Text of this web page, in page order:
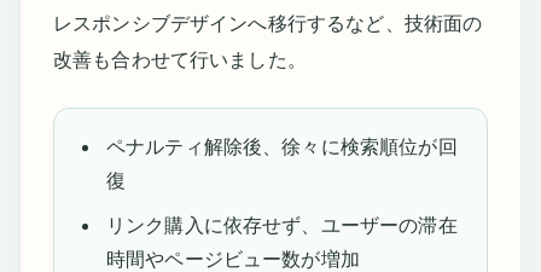
レスポンシブデザインへ移行するなど、技術面の
改善も合わせて行いました。
ペナルティ解除後、徐々に検索順位が回
復
リンク購入に依存せず、ユーザーの滞在
時間やページビュー数が増加